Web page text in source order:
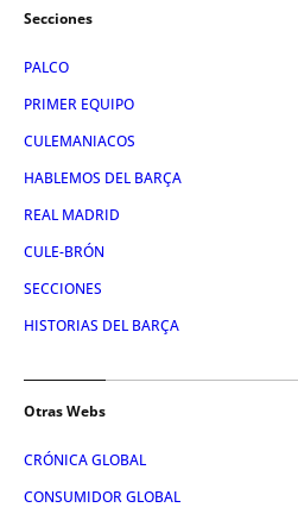
Secciones
PALCO
PRIMER EQUIPO
CULEMANIACOS
HABLEMOS DEL BARÇA
REAL MADRID
CULE-BRÓN
SECCIONES
HISTORIAS DEL BARÇA
Otras Webs
CRÓNICA GLOBAL
CONSUMIDOR GLOBAL